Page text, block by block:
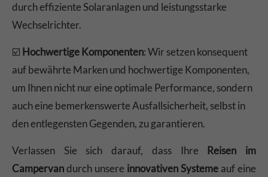
durch effiziente Solaranlagen und leistungsstarke
Wechselrichter.
☑️ Hochwertige Komponenten: Wir setzen konsequent
auf bewährte Marken und hochwertige Komponenten,
um Ihnen nicht nur eine optimale Performance, sondern
auch eine bemerkenswerte Ausfallsicherheit, selbst in
den entlegensten Gegenden, zu garantieren.
Verlassen Sie sich darauf, dass Ihre Reisen im
Campervandurch unsere innovativen Systeme auf eine